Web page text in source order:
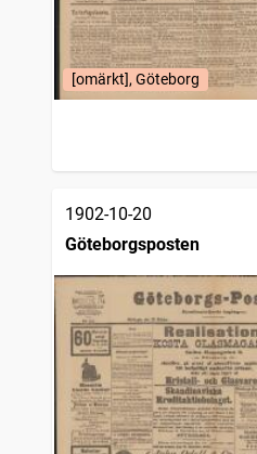
[omärkt], Göteborg
1902-10-20
Göteborgsposten